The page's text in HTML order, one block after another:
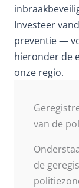
Investeer
preventie —
hieronder de
onze regio.
van de
de